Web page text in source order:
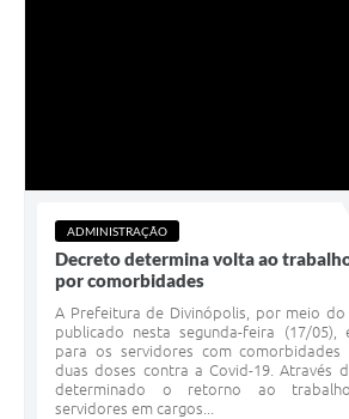
ADMINISTRAÇÃO
Decreto determina volta ao
por comorbidades
A Prefeitura de Divinópolis, por meio do
publicado nesta segunda-feira (17/05),
para os servidores com comorbidades
duas doses contra a Covid-19. Através
determinado o retorno ao
servidores em cargos...